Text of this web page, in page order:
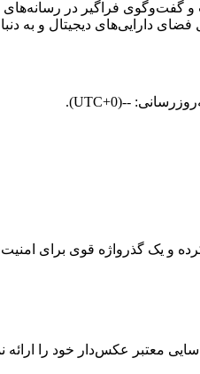
دارایی‌های دیجیتال و به‌
معتبر عکس‌دار خود را ارائه